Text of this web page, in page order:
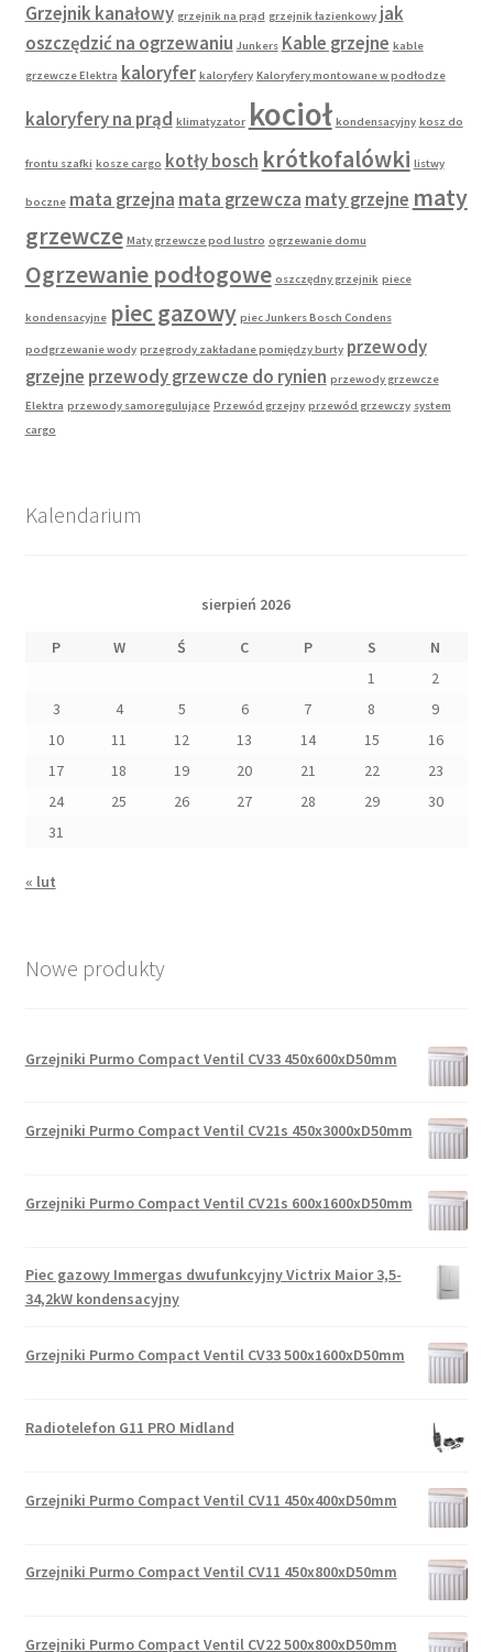
Grzejnik kanałowy grzejnik na prąd grzejnik łazienkowy jak
oszczędzić na ogrzewaniu Junkers Kable grzejne kable
grzewcze Elektra kaloryfer kaloryfery Kaloryfery montowane w podłodze
kaloryfery na prąd klimatyzator kocioł kondensacyjny kosz do
frontu szafki kosze cargo kotły bosch krótkofalówki listwy
boczne mata grzejna mata grzewcza maty grzejne maty
grzewcze Maty grzewcze pod lustro ogrzewanie domu
Ogrzewanie podłogowe oszczędny grzejnik piece
kondensacyjne piec gazowy piec Junkers Bosch Condens
podgrzewanie wody przegrody zakładane pomiędzy burty przewody
grzejne przewody grzewcze do rynien przewody grzewcze
Elektra przewody samoregulujące Przewód grzejny przewód grzewczy system
cargo
Kalendarium
sierpień 2026
P W Ś C P S
N
1
2
3
4 5 6 7 8
9
10
11 12 13 14 15
16
17
18 19 20 21 22
23
24
25 26 27 28 29
30
31
« lut
Nowe produkty
Grzejniki Purmo Compact Ventil CV33 450x600xD50mm
Grzejniki Purmo Compact Ventil CV21s 450x3000xD50mm
Grzejniki Purmo Compact Ventil CV21s 600x1600xD50mm
Piec gazowy Immergas dwufunkcyjny Victrix Maior 3,5-
34,2kW kondensacyjny
Grzejniki Purmo Compact Ventil CV33 500x1600xD50mm
Radiotelefon G11 PRO Midland
Grzejniki Purmo Compact Ventil CV11 450x400xD50mm
Grzejniki Purmo Compact Ventil CV11 450x800xD50mm
Grzejniki Purmo Compact Ventil CV22 500x800xD50mm